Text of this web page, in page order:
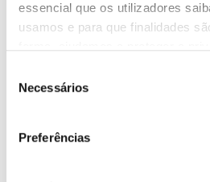
essencial que os utilizadores
usamos e para que finalidades
simples possível de usar. Para
sobre como são tratados os
consulte a nossa
Necessários
Preferências
COMUNICAÇÃO